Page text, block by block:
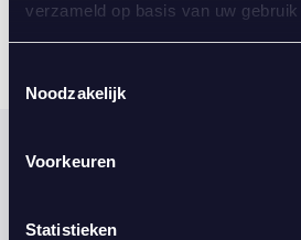
verzameld op basis van uw
Noodzakelijk
Voorkeuren
Statistieken
Gerelateerd nieuws